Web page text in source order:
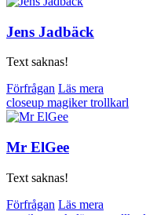
Jens Jadbäck
Text saknas!
Förfrågan Läs mera
closeup magikertrollkarl
Mr ElGee
Text saknas!
Förfrågan Läs mera